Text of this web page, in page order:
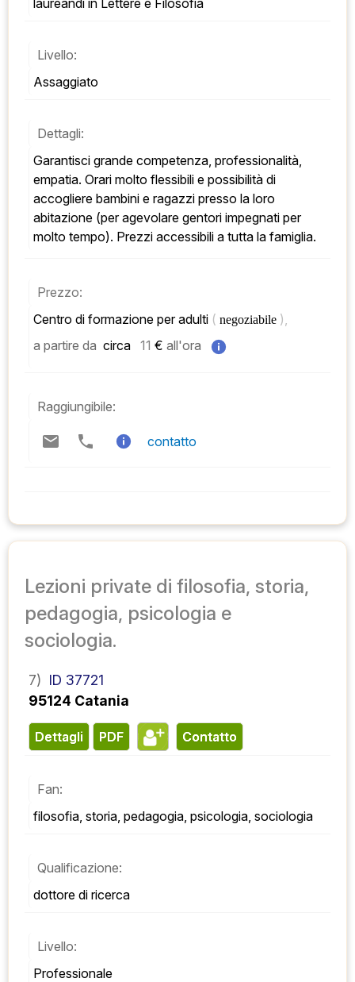
Livello:
Assaggiato
Dettagli:
Garantisci grande competenza, professionalità,
empatia. Orari molto flessibili e possibilità di
accogliere bambini e ragazzi presso la loro
abitazione (per agevolare gentori impegnati per
molto tempo). Prezzi accessibili a tutta la famiglia.
Prezzo:
Centro di formazione per adulti ( negoziabile ),
a partire da circa 11 € all'ora
Raggiungibile:
contatto
Lezioni private di filosofia, storia,
pedagogia, psicologia e
sociologia.
7) ID 37721
95124 Catania
Dettagli PDF contatto
Fan:
filosofia, storia, pedagogia, psicologia, sociologia
Qualificazione:
dottore di ricerca
Livello:
Professionale